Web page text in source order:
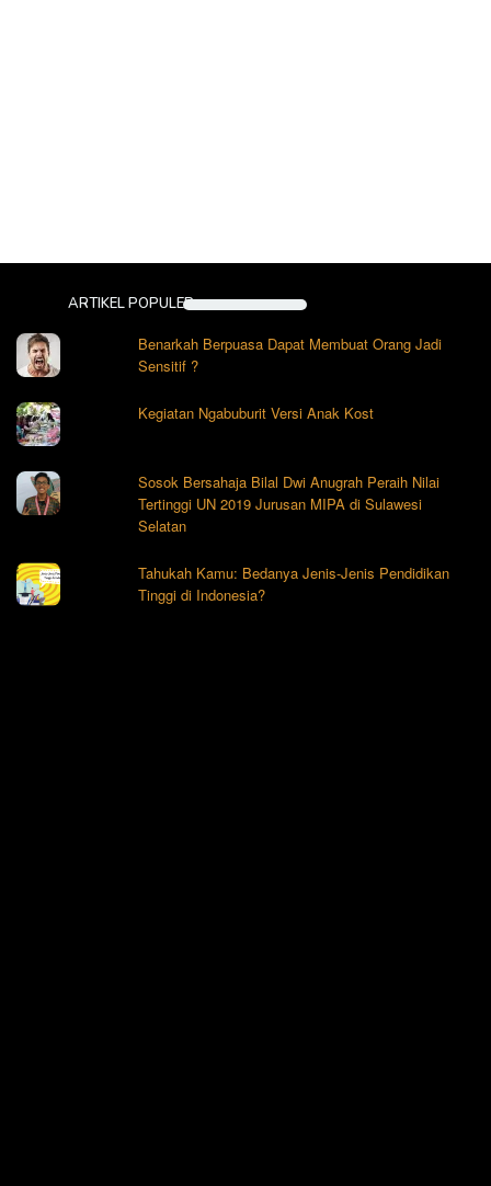
ARTIKEL POPULER
Benarkah Berpuasa Dapat Membuat Orang Jadi
Sensitif ?
Kegiatan Ngabuburit Versi Anak Kost
Sosok Bersahaja Bilal Dwi Anugrah Peraih Nilai
Tertinggi UN 2019 Jurusan MIPA di Sulawesi
Selatan
Tahukah Kamu: Bedanya Jenis-Jenis Pendidikan
Tinggi di Indonesia?